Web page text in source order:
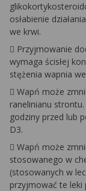
osłabienie
we krwi.
 Przyjmowanie
wymaga ścisłej
stężenia wapnia
 Wapń może
ranelinianu
godziny przed lub
D3.
 Wapń może
stosowanego w
(stosowanych w
przyjmować te leki